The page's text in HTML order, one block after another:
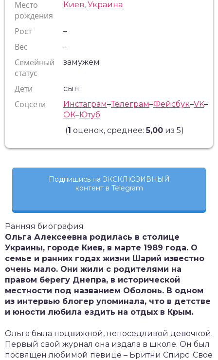
Место
рождения
Киев, Украина
Рост –
Вес –
Семейный
статус
замужем
Дети сын
Соцсети Инстаграм–Телеграм–Фейсбук–VK–
ОК–Ютуб
(1 оценок, среднее:5,00 из 5)
Подпишись на ЭКСКЛЮЗИВНЫЙ
контент в Telegram
Ранняя биография
Ольга Алексеевна родилась в столице
Украины, городе Киев, в марте 1989 года. О
семье и ранних годах жизни Шарий известно
очень мало. Они жили с родителями на
правом берегу Днепра, в исторической
местности под названием Оболонь. В одном
из интервью блогер упоминала, что в детстве
и юности любила ездить на отдых в Крым.
Ольга была подвижной, непоседливой девочкой.
Первый свой журнал она издала в школе. Он был
посвящен любимой певице – Бритни Спирс. Свое